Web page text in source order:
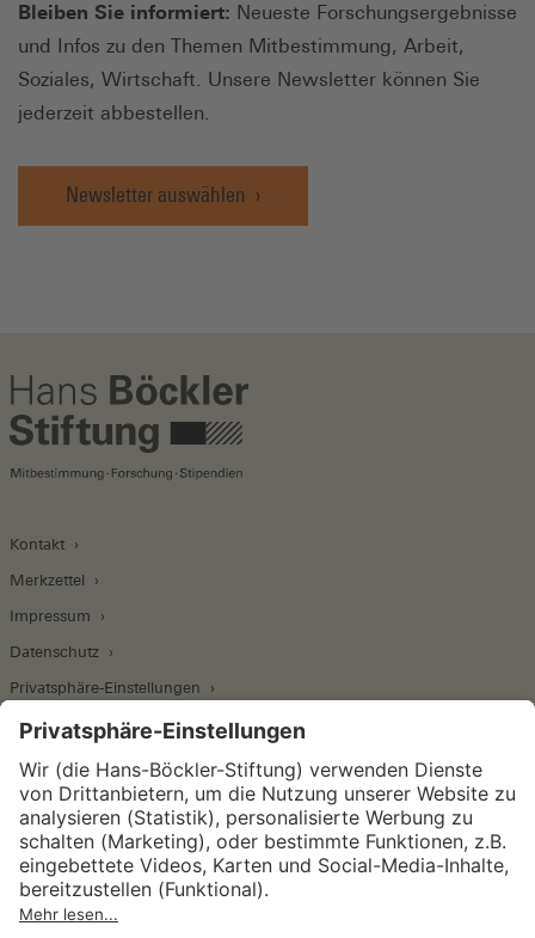
Bleiben Sie informiert: Neueste Forschungsergebnisse
und Infos zu den Themen Mitbestimmung, Arbeit,
Soziales, Wirtschaft. Unsere Newsletter können Sie
jederzeit abbestellen.
Newsletter auswählen
Kontakt
Merkzettel
Impressum
Datenschutz
Privatsphäre-Einstellungen
Wirtschafts- und Sozialwissenschaftliches Institut
Institut für Makroökonomie und
Konjunkturforschung